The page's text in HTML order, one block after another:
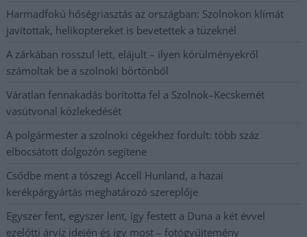
Harmadfokú hőségriasztás az országban: Szolnokon klímát
javítottak, helikoptereket is bevetettek a tüzeknél
A zárkában rosszul lett, elájult – ilyen körülményekről
számoltak be a szolnoki börtönből
Váratlan fennakadás borította fel a Szolnok–Kecskemét
vasútvonal közlekedését
A polgármester a szolnoki cégekhez fordult: több száz
elbocsátott dolgozón segítene
Csődbe ment a tószegi Accell Hunland, a hazai
kerékpárgyártás meghatározó szereplője
Egyszer fent, egyszer lent, így festett a Duna a két évvel
ezelőtti árvíz idején és így most – fotógyűjtemény